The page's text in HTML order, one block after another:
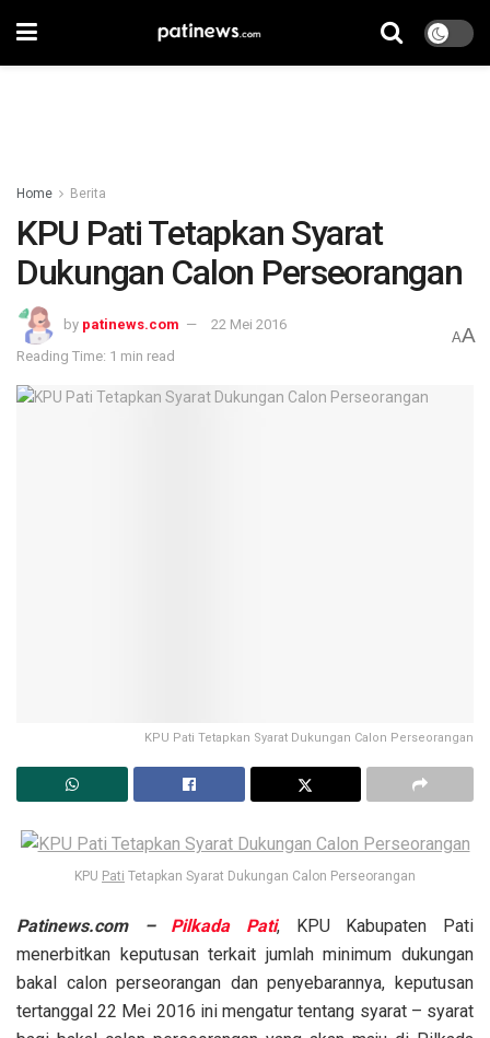
Home Berita
KPU Pati Tetapkan Syarat
Dukungan Calon Perseorangan
by patinews.com
22 Mei 2016
Reading Time: 1 min read
AA
KPU Pati Tetapkan Syarat Dukungan Calon Perseorangan
KPU Pati Tetapkan Syarat Dukungan Calon Perseorangan
Patinews.com – Pilkada Pati, KPU Kabupaten Pati
menerbitkan keputusan terkait jumlah minimum dukungan
bakal calon perseorangan dan penyebarannya, keputusan
tertanggal 22 Mei 2016 ini mengatur tentang syarat – syarat